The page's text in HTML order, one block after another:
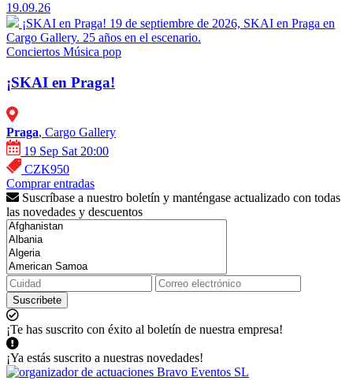
19.09.26
¡SKAI en Praga! 19 de septiembre de 2026, SKAI en Praga en
Cargo Gallery. 25 años en el escenario.
Conciertos Música pop
¡SKAI en Praga!
Praga, Cargo Gallery
19 Sep Sat 20:00
CZK950
Comprar entradas
Suscríbase a nuestro boletín y manténgase actualizado con todas
las novedades y descuentos
Suscribete
¡Te has suscrito con éxito al boletín de nuestra empresa!
¡Ya estás suscrito a nuestras novedades!